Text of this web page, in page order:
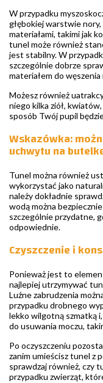
W przypadku
głębokiej warstwie
materiałami, takimi jak
tunel może również
jest stabilny. W
szczególnie dobrze
materiałem do
Możesz również
niego kilka ziół,
sposób Twój pupil
Wskazówka:
uchwytu na
Tunel można również
wykorzystać jako
należy dokładnie
wodą można
szczególnie przydatne,
odpowiednie.
Czyszczenie i
Ponieważ jest to
najlepiej utrzymywać
Luźne zabrudzenia
przypadku drobnego
lekko wilgotną szmatką
do usuwania moczu,
Po oczyszczeniu
zanim umieścisz tunel z
sprawdzaj również, czy
przypadku zwierząt,